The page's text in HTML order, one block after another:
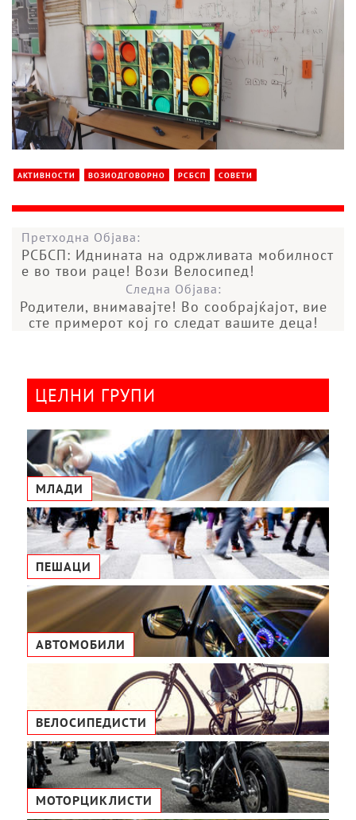
АКТИВНОСТИ ВОЗИОДГОВОРНО РСБСП СОВЕТИ
Претходна Објава:
РСБСП: Иднината на одржливата мобилност
е во твои раце! Вози Велосипед!
Следна Објава:
Родители, внимавајте! Во сообрајќајот, вие
сте примерот кој го следат вашите деца!
ЦЕЛНИ ГРУПИ
МЛАДИ
ПЕШАЦИ
АВТОМОБИЛИ
ВЕЛОСИПЕДИСТИ
МОТОРЦИКЛИСТИ